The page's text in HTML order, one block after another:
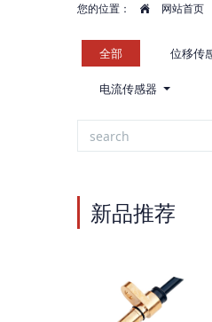
您的位置： 网站首页
全部 位移传
电流传感器
新品推荐